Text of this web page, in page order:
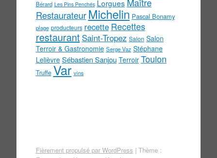
Bérard Les Pins Penchés Lorgues
Restaurateur Michelin Pascal Bonamy
plage producteurs recette Recettes
restaurant Saint-Tropez Salon Salon
Terroir & Gastronomie Serge Vaz Stéphane
Lelièvre Sébastien Sanjou Terroir Toulon
Truffe Var vins
Fièrement propulsé par WordPress | Thème :